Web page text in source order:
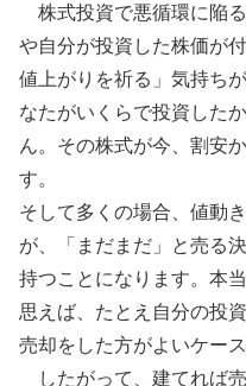
株式投資で悪循環に陥
や自分が投資した株価が
値上がりを祈る」気持ち
なたがいくらで投資した
ん。その株式が今、割安
す。
そして多くの場合、値動
が、「まだまだ」と売る
持つことになります。本
思えば、たとえ自分の投
売却をした方がよいケー
したがって、建てれば